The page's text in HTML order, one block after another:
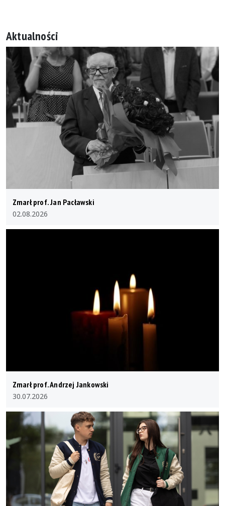
Aktualności
Zmarł prof. Jan Pacławski
02.08.2026
Zmarł prof. Andrzej Jankowski
30.07.2026